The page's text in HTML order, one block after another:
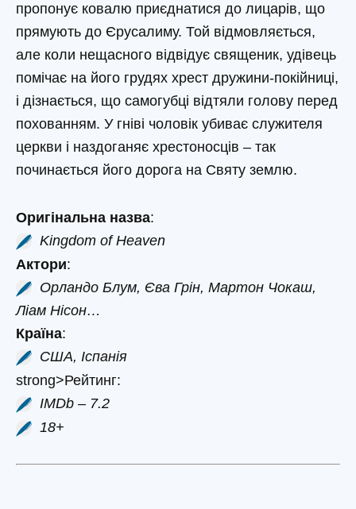
пропонує ковалю приєднатися до лицарів, що
прямують до Єрусалиму. Той відмовляється,
але коли нещасного відвідує священик, удівець
помічає на його грудях хрест дружини-покійниці,
і дізнається, що самогубці відтяли голову перед
похованням. У гніві чоловік убиває служителя
церкви і наздоганяє хрестоносців – так
починається його дорога на Святу землю.
Оригінальна назва:
Kingdom of Heaven
Актори:
Орландо Блум, Єва Грін, Мартон Чокаш,
Ліам Нісон…
Країна:
США, Іспанія
strong>Рейтинг:
IMDb – 7.2
18+